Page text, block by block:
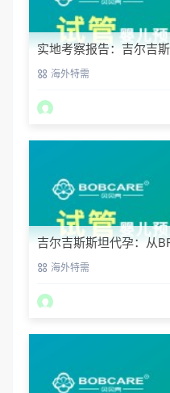
实地考察报告：吉尔吉
海外特需
吉尔吉斯斯坦代孕：从
海外特需